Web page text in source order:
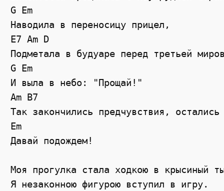
G Em
Наводила в переносицу прицел,
E7 Am D
Подметала в будуаре перед третьей
G Em
И выла в небо: "Прощай!"
Am B7
Так закончились предчувствия,
Em
Давай подождем!
Моя прогулка стала ходкою в крысиный
Я незаконною фигурою вступил в игру.